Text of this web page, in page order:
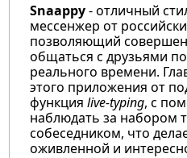
Snaappy- отличный
мессенжер от
позволяющий
общаться с друзьями
реального времени.
этого приложения от
функция live-typing, с
наблюдать за набором
собеседником, что
оживленной и